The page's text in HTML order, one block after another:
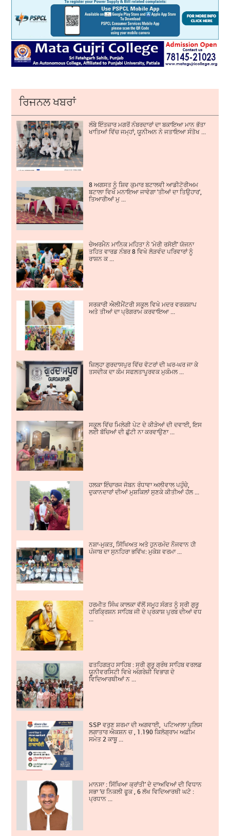
ਰਿਜਨਲ ਖਬਰਾਂ
ਲੰਬੇ ਇੰਤਜ਼ਾਰ ਮਗਰੋਂ ਨੰਬਰਦਾਰਾਂ ਦਾ ਬਕਾਇਆ ਮਾਨ ਭੱਤਾ
ਖਾਤਿਆਂ ਵਿੱਚ ਜਮ੍ਹਾਂ, ਯੂਨੀਅਨ ਨੇ ਜਤਾਇਆ ਸੰਤੋਖ ...
8 ਅਗਸਤ ਨੂੰ ਸ਼ਿਵ ਕੁਮਾਰ ਬਟਾਲਵੀ ਆਡੀਟੋਰੀਅਮ
ਬਟਾਲਾ ਵਿਖੇ ਮਨਾਇਆ ਜਾਵੇਗਾ 'ਤੀਆਂ ਦਾ ਤਿਉਹਾਰ',
ਤਿਆਰੀਆਂ ਮੁ ...
ਚੇਅਰਮੈਨ ਮਾਨਿਕ ਮਹਿਤਾ ਨੇ 'ਮੇਰੀ ਰਸੋਈ' ਯੋਜਨਾ
ਤਹਿਤ ਵਾਰਡ ਨੰਬਰ 8 ਵਿਖੇ ਲੋੜਵੰਦ ਪਰਿਵਾਰਾਂ ਨੂੰ
ਰਾਸ਼ਨ ਕ ...
ਸਰਕਾਰੀ ਐਲੀਮੈਂਟਰੀ ਸਕੂਲ ਵਿਖੇ ਮਦਰ ਵਰਕਸ਼ਾਪ
ਅਤੇ ਤੀਆਂ ਦਾ ਪ੍ਰੋਗਰਾਮ ਕਰਵਾਇਆ ...
ਜ਼ਿਲ੍ਹਾ ਗੁਰਦਾਸਪੁਰ ਵਿੱਚ ਵੋਟਰਾਂ ਦੀ ਘਰ-ਘਰ ਜਾ ਕੇ
ਤਸਦੀਕ ਦਾ ਕੰਮ ਸਫਲਤਾਪੂਰਵਕ ਮੁਕੰਮਲ ...
ਸਕੂਲ ਵਿੱਚ ਮਿਲੇਗੀ ਪੇਟ ਦੇ ਕੀੜੇਆਂ ਦੀ ਦਵਾਈ, ਇਸ
ਲਈ ਬੱਚਿਆਂ ਦੀ ਛੁੱਟੀ ਨਾ ਕਰਵਾਉਣਾ ...
ਹਲਕਾ ਇੰਚਾਰਜ ਜੋਬਨ ਰੰਧਾਵਾ ਅਲੀਵਾਲ ਪਹੁੰਚੇ,
ਦੁਕਾਨਦਾਰਾਂ ਦੀਆਂ ਮੁਸ਼ਕਿਲਾਂ ਸੁਣਕੇ ਕੀਤੀਆਂ ਹੱਲ ...
ਨਸ਼ਾ-ਮੁਕਤ, ਸਿੱਖਿਅਤ ਅਤੇ ਹੁਨਰਮੰਦ ਨੌਜਵਾਨ ਹੀ
ਪੰਜਾਬ ਦਾ ਸੁਨਹਿਰਾ ਭਵਿੱਖ: ਮੁਕੇਸ਼ ਵਰਮਾ ...
ਹਰਮੀਤ ਸਿੰਘ ਕਾਲਕਾ ਵੱਲੋਂ ਸਮੂਹ ਸੰਗਤ ਨੂੰ ਸ੍ਰੀ ਗੁਰੂ
ਹਰਿਕ੍ਰਿਸ਼ਨ ਸਾਹਿਬ ਜੀ ਦੇ ਪ੍ਰਕਾਸ਼ ਪੁਰਬ ਦੀਆਂ ਵਧ
ਫਤਹਿਗੜ੍ਹ ਸਾਹਿਬ : ਸ੍ਰੀ ਗੁਰੂ ਗ੍ਰੰਥ ਸਾਹਿਬ ਵਰਲਡ
ਯੂਨੀਵਰਸਿਟੀ ਵਿਖੇ ਅੰਗਰੇਜ਼ੀ ਵਿਭਾਗ ਦੇ
ਵਿਦਿਆਰਥੀਆਂ ਨ ...
SSP ਵਰੁਣ ਸ਼ਰਮਾ ਦੀ ਅਗਵਾਈ, ਪਟਿਆਲਾ ਪੁਲਿਸ
ਲਗਾਤਾਰ ਐਕਸ਼ਨ ਚ , 1.190 ਕਿਲੋਗ੍ਰਾਮ ਅਫ਼ੀਮ
ਸਮੇਤ 2 ਕਾਬੂ ...
ਮਾਨਸਾ : ਸਿੱਖਿਆ ਕ੍ਰਾਂਤੀ’ ਦੇ ਦਾਅਵਿਆਂ ਦੀ ਵਿਧਾਨ
ਸਭਾ ’ਚ ਨਿਕਲੀ ਫੂਕ , 6 ਲੱਖ ਵਿਦਿਆਰਥੀ ਘਟੇ :
ਪ੍ਰਧਾਨ ...